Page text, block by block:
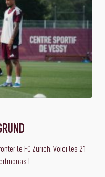
le FC Zurich. Voici les 21
L...